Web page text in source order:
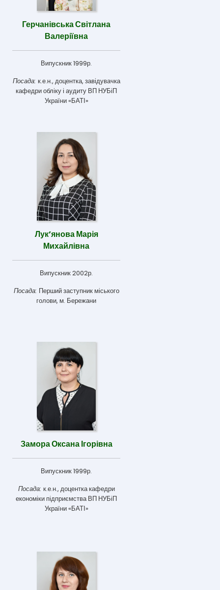
Герчанівська Світлана
Валеріївна
Випускник 1999р.
Посада: к.е.н., доцентка, завідувачка
кафедри обліку і аудиту ВП НУБіП
України «БАТІ»
Лук’янова Марія
Михайлівна
Випускник 2002р.
Посада: Перший заступник міського
голови, м. Бережани
Замора Оксана Ігорівна
Випускник 1999р.
Посада: к.е.н., доцентка кафедри
економіки підприємства ВП НУБіП
України «БАТІ»